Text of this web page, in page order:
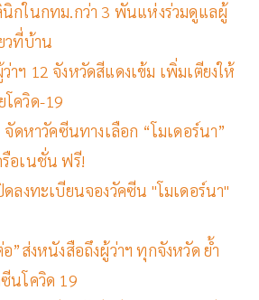
กในกทม.กว่า 3 พันแห่งร่วมดูแลผู้
วที่บ้าน
าฯ 12 จังหวัดสีแดงเข้ม เพิ่มเตียงให้
ควิด-19
จัดหาวัคซีนทางเลือก “โมเดอร์นา”
อเนชั่น ฟรี!
ลงทะเบียนจองวัคซีน "โมเดอร์นา"
”ส่งหนังสือถึงผู้ว่าฯ ทุกจังหวัด ย้ำ
นโควิด 19